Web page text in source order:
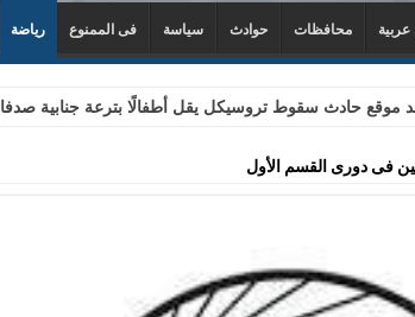
محافظات حوادث سياسة فى الممنوع رياضة
موقع حادث سقوط تروسيكل يقل أطفالًا بترعة جنابية صدفا
فى دورى القسم الأول